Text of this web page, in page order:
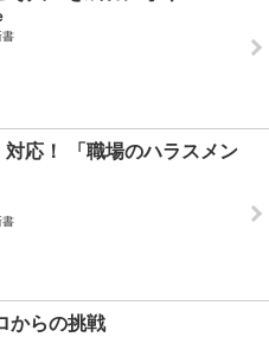
書
対応！ 「職場のハラスメン
書
からの挑戦